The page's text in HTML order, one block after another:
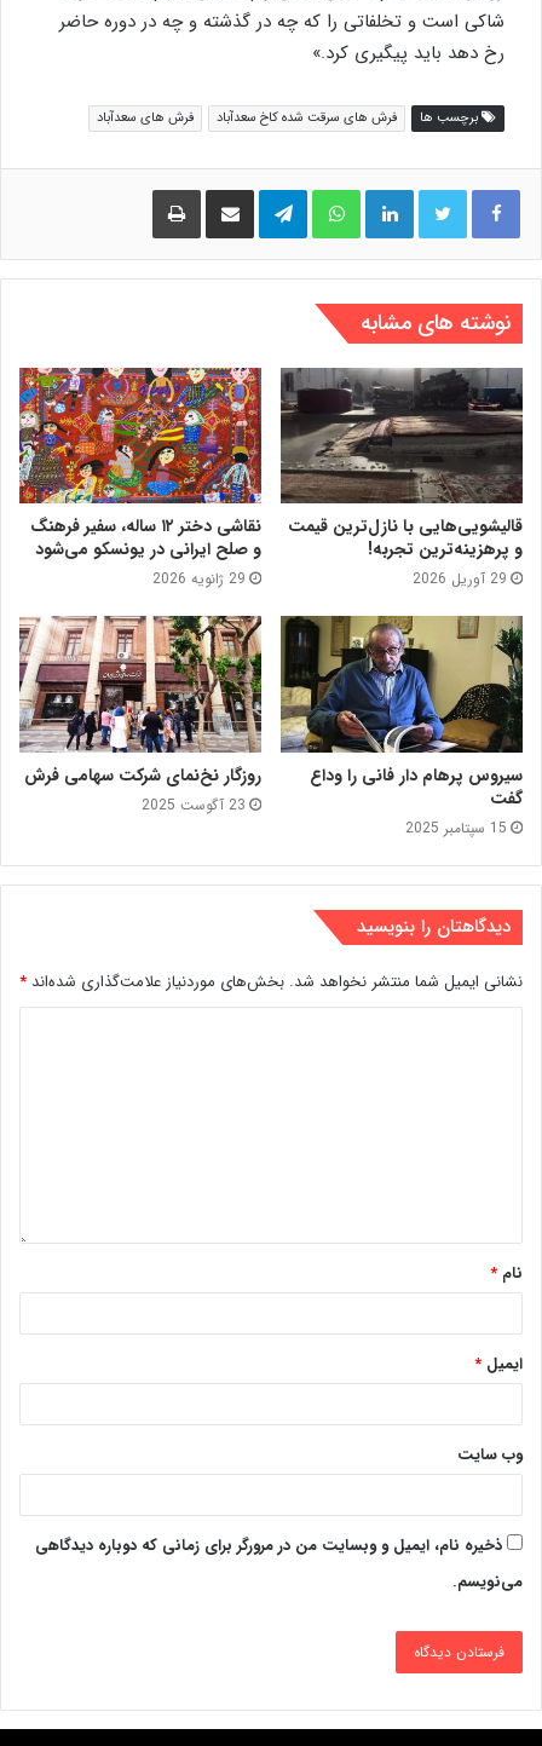
شاکی است و تخلفاتی را که چه در گذشته و چه در دوره حاضر
رخ دهد باید پیگیری کرد.»
برچسب ها فرش های سرقت شده کاخ سعدآباد فرش های سعدآباد
لینکدین واتس آپ تلگرام اشتراک گذاری از طریق ایمیل
نوشته های مشابه
قالیشویی‌هایی با نازل‌ترین قیمت
و پرهزینه‌ترین تجربه!
29 آوریل 2026
نقاشی دختر ۱۲ ساله، سفیر فرهنگ
و صلح ایرانی در یونسکو می‌شود
29 ژانویه 2026
سیروس پرهام دار فانی را وداع
گفت
15 سپتامبر 2025
روزگار نخ‌نمای شرکت سهامی فرش
23 آگوست 2025
دیدگاهتان را بنویسید
نشانی ایمیل شما منتشر نخواهد شد. بخش‌های موردنیاز علامت‌گذاری شده‌اند *
نام *
ایمیل *
وب‌ سایت
ذخیره نام، ایمیل و وبسایت من در مرورگر برای زمانی که دوباره دیدگاهی
می‌نویسم.